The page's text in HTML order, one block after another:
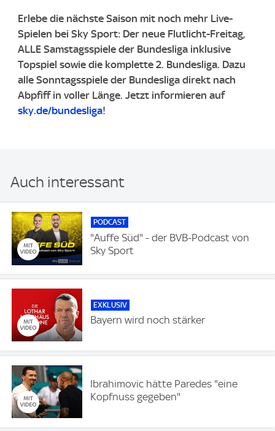
Erlebe die nächste Saison mit noch mehr Live-
Spielen bei Sky Sport: Der neue Flutlicht-Freitag,
ALLE Samstagsspiele der Bundesliga inklusive
Topspiel sowie die komplette 2. Bundesliga. Dazu
alle Sonntagsspiele der Bundesliga direkt nach
Abpfiff in voller Länge. Jetzt informieren auf
sky.de/bundesliga!
Auch interessant
PODCAST
"Auffe Süd" - der BVB-Podcast von
Sky Sport
EXKLUSIV
Bayern wird noch stärker
Ibrahimovic hätte Paredes "eine
Kopfnuss gegeben"